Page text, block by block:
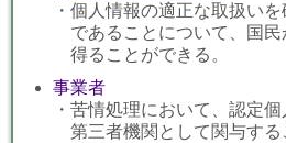
・個人情報の適正な取扱い
であることについて、国
得ることができる。
事業者
・苦情処理において、認定
第三者機関として関与す